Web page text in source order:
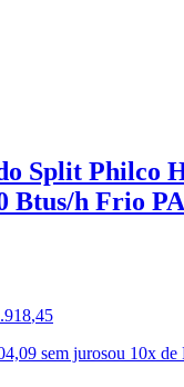
Split Philco
Btus/h Frio
,45
sem jurosou 10x de